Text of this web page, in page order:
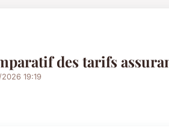
des tarifs
19:19